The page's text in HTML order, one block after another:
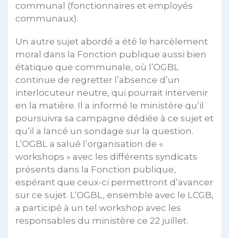
communal (fonctionnaires et employés
communaux).
Un autre sujet abordé a été le harcèlement
moral dans la Fonction publique aussi bien
étatique que communale, où l’OGBL
continue de regretter l’absence d’un
interlocuteur neutre, qui pourrait intervenir
en la matière. Il a informé le ministère qu’il
poursuivra sa campagne dédiée à ce sujet et
qu’il a lancé un sondage sur la question.
L’OGBL a salué l’organisation de «
workshops » avec les différents syndicats
présents dans la Fonction publique,
espérant que ceux-ci permettront d’avancer
sur ce sujet. L’OGBL, ensemble avec le LCGB,
a participé à un tel workshop avec les
responsables du ministère ce 22 juillet.